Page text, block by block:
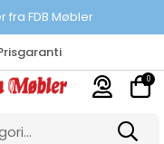
fra FDB Møbler
webshop
m2 showroom
parkeringsforhold
0